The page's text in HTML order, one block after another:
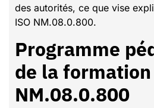
des autorités, ce que vise
ISO NM.08.0.800.
Programme
de la
NM.08.0.800